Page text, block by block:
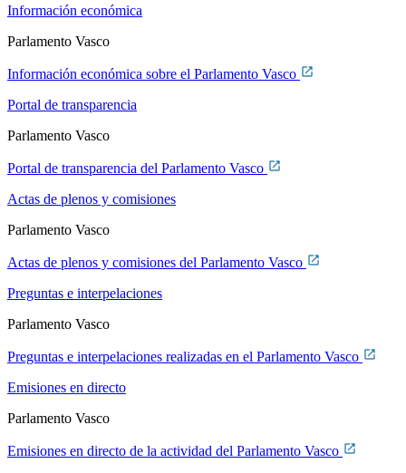
Información económica
Parlamento Vasco
Información económica sobre el Parlamento Vasco
Portal de transparencia
Parlamento Vasco
Portal de transparencia del Parlamento Vasco
Actas de plenos y comisiones
Parlamento Vasco
Actas de plenos y comisiones del Parlamento Vasco
Preguntas e interpelaciones
Parlamento Vasco
Preguntas e interpelaciones realizadas en el Parlamento Vasco
Emisiones en directo
Parlamento Vasco
Emisiones en directo de la actividad del Parlamento Vasco